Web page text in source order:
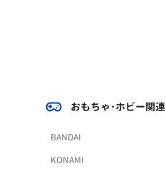
おもちゃ･ホビー関連
BANDAI
KONAMI